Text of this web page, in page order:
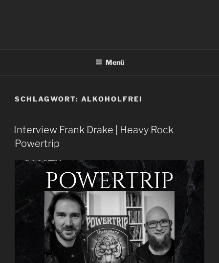
Menü
SCHLAGWORT: ALKOHOLFREI
Interview Frank Drake | Heavy Rock
Powertrip